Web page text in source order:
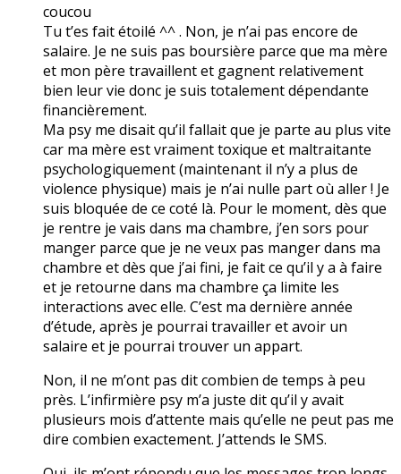
coucou
Tu t’es fait étoilé ^^ . Non, je n’ai pas encore de
salaire. Je ne suis pas boursière parce que ma mère
et mon père travaillent et gagnent relativement
bien leur vie donc je suis totalement dépendante
financièrement.
Ma psy me disait qu’il fallait que je parte au plus vite
car ma mère est vraiment toxique et maltraitante
psychologiquement (maintenant il n’y a plus de
violence physique) mais je n’ai nulle part où aller ! Je
suis bloquée de ce coté là. Pour le moment, dès que
je rentre je vais dans ma chambre, j’en sors pour
manger parce que je ne veux pas manger dans ma
chambre et dès que j’ai fini, je fait ce qu’il y a à faire
et je retourne dans ma chambre ça limite les
interactions avec elle. C’est ma dernière année
d’étude, après je pourrai travailler et avoir un
salaire et je pourrai trouver un appart.
Non, il ne m’ont pas dit combien de temps à peu
près. L’infirmière psy m’a juste dit qu’il y avait
plusieurs mois d’attente mais qu’elle ne peut pas me
dire combien exactement. J’attends le SMS.